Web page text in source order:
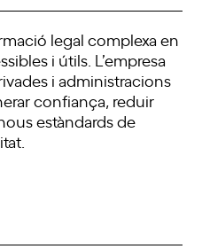
legal complexa en
i útils. L’empresa
i administracions
confiança, reduir
estàndards de